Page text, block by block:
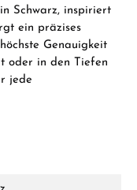
Schwarz, inspiriert
ein präzises
Genauigkeit
oder in den Tiefen
jede